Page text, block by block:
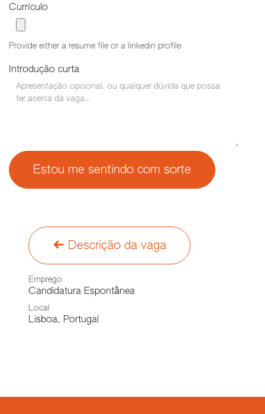
Currículo
Provide either a resume file or a linkedin profile
Introdução curta
Estou me sentindo com sorte
Descrição da vaga
Emprego
Candidatura Espontânea
Local
Lisboa, Portugal